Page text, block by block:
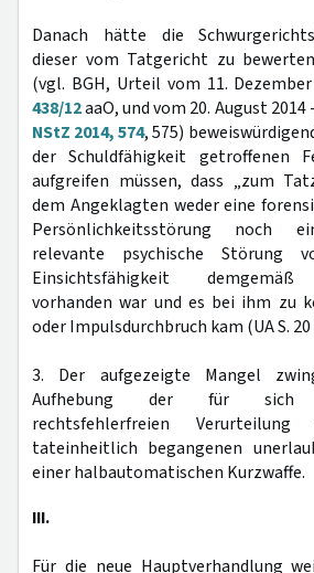
Danach hätte die
dieser vom Tatgericht zu
(vgl. BGH, Urteil vom 11.
438/12aaO, und vom 20. August 2014 -
NStZ 2014, 574, 575)
der Schuldfähigkeit getroffenen
aufgreifen müssen, dass „zum
dem Angeklagten weder eine
Persönlichkeitsstörung noch
relevante psychische Störung
Einsichtsfähigkeit
vorhanden war und es bei ihm zu
oder Impulsdurchbruch kam (UA S. 20
3. Der aufgezeigte Mangel
Aufhebung der für sich
rechtsfehlerfreien
tateinheitlich begangenen
einer halbautomatischen Kurzwaffe.
III.
Für die neue Hauptverhandlung